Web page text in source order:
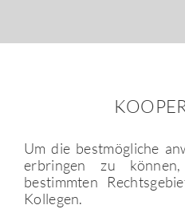
Um die bestmögliche
erbringen zu
bestimmten
Kollegen.